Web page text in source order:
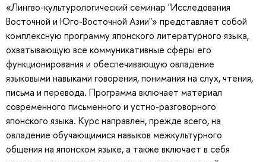
«Лингво-культурологический семинар "Исследования
Восточной и Юго-Восточной Азии"» представляет собой
комплексную программу японского литературного языка,
охватывающую все коммуникативные сферы его
функционирования и обеспечивающую овладение
языковыми навыками говорения, понимания на слух, чтения,
письма и перевода. Программа включает материал
современного письменного и устно-разговорного
японского языка. Курс направлен, прежде всего, на
овладение обучающимися навыков межкультурного
общения на японском языке, а также включает в себя